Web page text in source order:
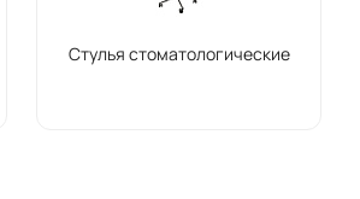
Стулья стоматологические